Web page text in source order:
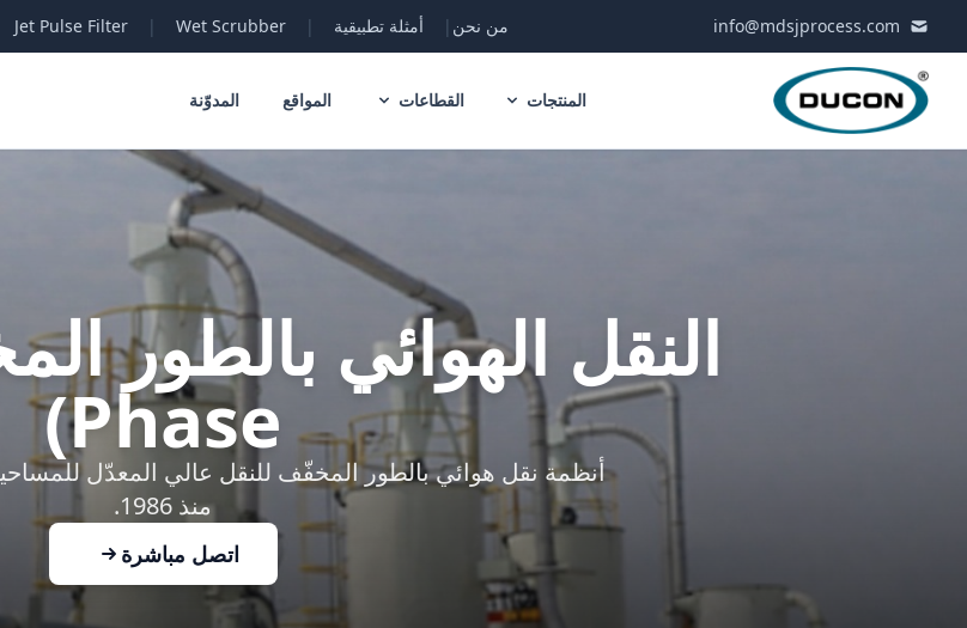
info@mdsjprocess.com من نحن | أمثلة تطبيقية |
Wet Scrubber
|
Jet Pulse Filter
المنتجات القطاعات المواقع المدوّنة
Phase)
منذ 1986.
اتصل مباشرة